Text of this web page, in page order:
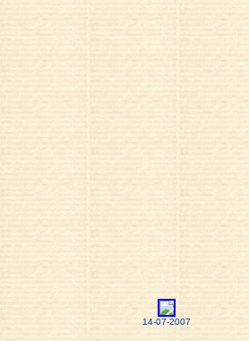
14-07-2007